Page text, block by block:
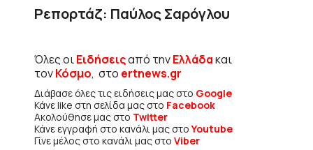
Ρεπορτάζ: Παύλος Σαρόγλου
Όλες οιΕιδήσειςαπό τηνΕλλάδακαι
τονΚόσμο, στο ertnews.gr
Διάβασε όλες τις ειδήσεις μας στο Google
Κάνε like στη σελίδα μας στο Facebook
Ακολούθησε μας στο Twitter
Κάνε εγγραφή στο κανάλι μας στοYoutube
Γίνε μέλος στο κανάλι μας στο Viber